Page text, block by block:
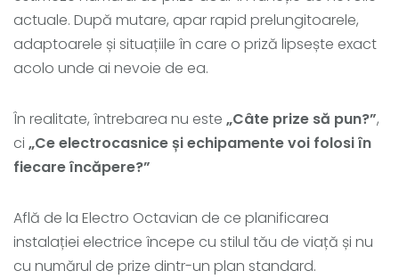
actuale. După mutare, apar rapid prelungitoarele,
adaptoarele și situațiile în care o priză lipsește exact
acolo unde ai nevoie de ea.
În realitate, întrebarea nu este „Câte prize să pun?”,
ci „Ce electrocasnice și echipamente voi folosi în
fiecare încăpere?”
Află de la Electro Octavian de ce planificarea
instalației electrice începe cu stilul tău de viață și nu
cu numărul de prize dintr-un plan standard.